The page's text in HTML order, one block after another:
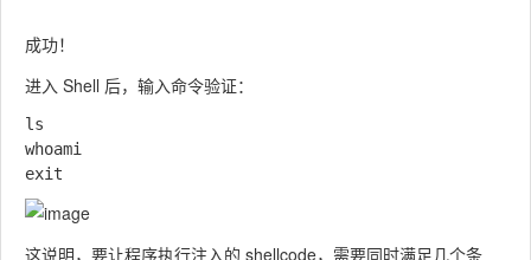
成功！
进入 Shell 后，输入命令验证：
ls
whoami
这说明，要让程序执行注入的 shellcode，需要同时满足几个条